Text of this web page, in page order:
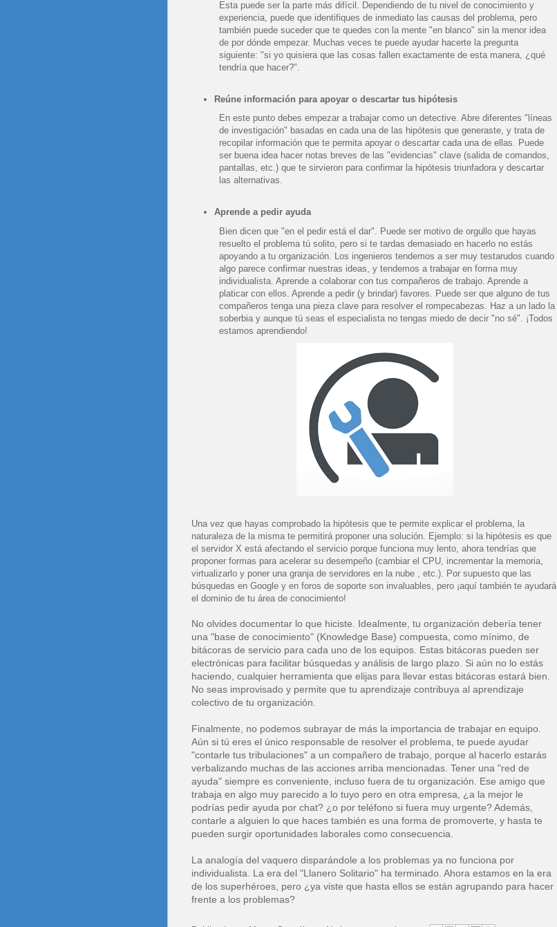
Esta puede ser la parte más difícil. Dependiendo de tu nivel de conocimiento y
experiencia, puede que identifiques de inmediato las causas del problema, pero
también puede suceder que te quedes con la mente "en blanco" sin la menor idea
de por dónde empezar. Muchas veces te puede ayudar hacerte la pregunta
siguiente: "si yo quisiera que las cosas fallen exactamente de esta manera, ¿qué
tendría que hacer?".
Reúne información para apoyar o descartar tus hipótesis
En este punto debes empezar a trabajar como un detective. Abre diferentes "líneas
de investigación" basadas en cada una de las hipótesis que generaste, y trata de
recopilar información que te permita apoyar o descartar cada una de ellas. Puede
ser buena idea hacer notas breves de las "evidencias" clave (salida de comandos,
pantallas, etc.) que te sirvieron para confirmar la hipótesis triunfadora y descartar
las alternativas.
Aprende a pedir ayuda
Bien dicen que "en el pedir está el dar". Puede ser motivo de orgullo que hayas
resuelto el problema tú solito, pero si te tardas demasiado en hacerlo no estás
apoyando a tu organización. Los ingenieros tendemos a ser muy testarudos cuando
algo parece confirmar nuestras ideas, y tendemos a trabajar en forma muy
individualista. Aprende a colaborar con tus compañeros de trabajo. Aprende a
platicar con ellos. Aprende a pedir (y brindar) favores. Puede ser que alguno de tus
compañeros tenga una pieza clave para resolver el rompecabezas. Haz a un lado la
soberbia y aunque tú seas el especialista no tengas miedo de decir "no sé". ¡Todos
estamos aprendiendo!
Una vez que hayas comprobado la hipótesis que te permite explicar el problema, la
naturaleza de la misma te permitirá proponer una solución. Ejemplo: si la hipótesis es que
el servidor X está afectando el servicio porque funciona muy lento, ahora tendrías que
proponer formas para acelerar su desempeño (cambiar el CPU, incrementar la memoria,
virtualizarlo y poner una granja de servidores en la nube , etc.). Por supuesto que las
búsquedas en Google y en foros de soporte son invaluables, pero ¡aquí también te ayudará
el dominio de tu área de conocimiento!
No olvides documentar lo que hiciste. Idealmente, tu organización debería tener
una "base de conocimiento" (Knowledge Base) compuesta, como mínimo, de
bitácoras de servicio para cada uno de los equipos. Estas bitácoras pueden ser
electrónicas para facilitar búsquedas y análisis de largo plazo. Si aún no lo estás
haciendo, cualquier herramienta que elijas para llevar estas bitácoras estará bien.
No seas improvisado y permite que tu aprendizaje contribuya al aprendizaje
colectivo de tu organización.
Finalmente, no podemos subrayar de más la importancia de trabajar en equipo.
Aún si tú eres el único responsable de resolver el problema, te puede ayudar
"contarle tus tribulaciones" a un compañero de trabajo, porque al hacerlo estarás
verbalizando muchas de las acciones arriba mencionadas. Tener una "red de
ayuda" siempre es conveniente, incluso fuera de tu organización. Ese amigo que
trabaja en algo muy parecido a lo tuyo pero en otra empresa, ¿a la mejor le
podrías pedir ayuda por chat? ¿o por teléfono si fuera muy urgente? Además,
contarle a alguien lo que haces también es una forma de promoverte, y hasta te
pueden surgir oportunidades laborales como consecuencia.
La analogía del vaquero disparándole a los problemas ya no funciona por
individualista. La era del "Llanero Solitario" ha terminado. Ahora estamos en la era
de los superhéroes, pero ¿ya viste que hasta ellos se están agrupando para hacer
frente a los problemas?